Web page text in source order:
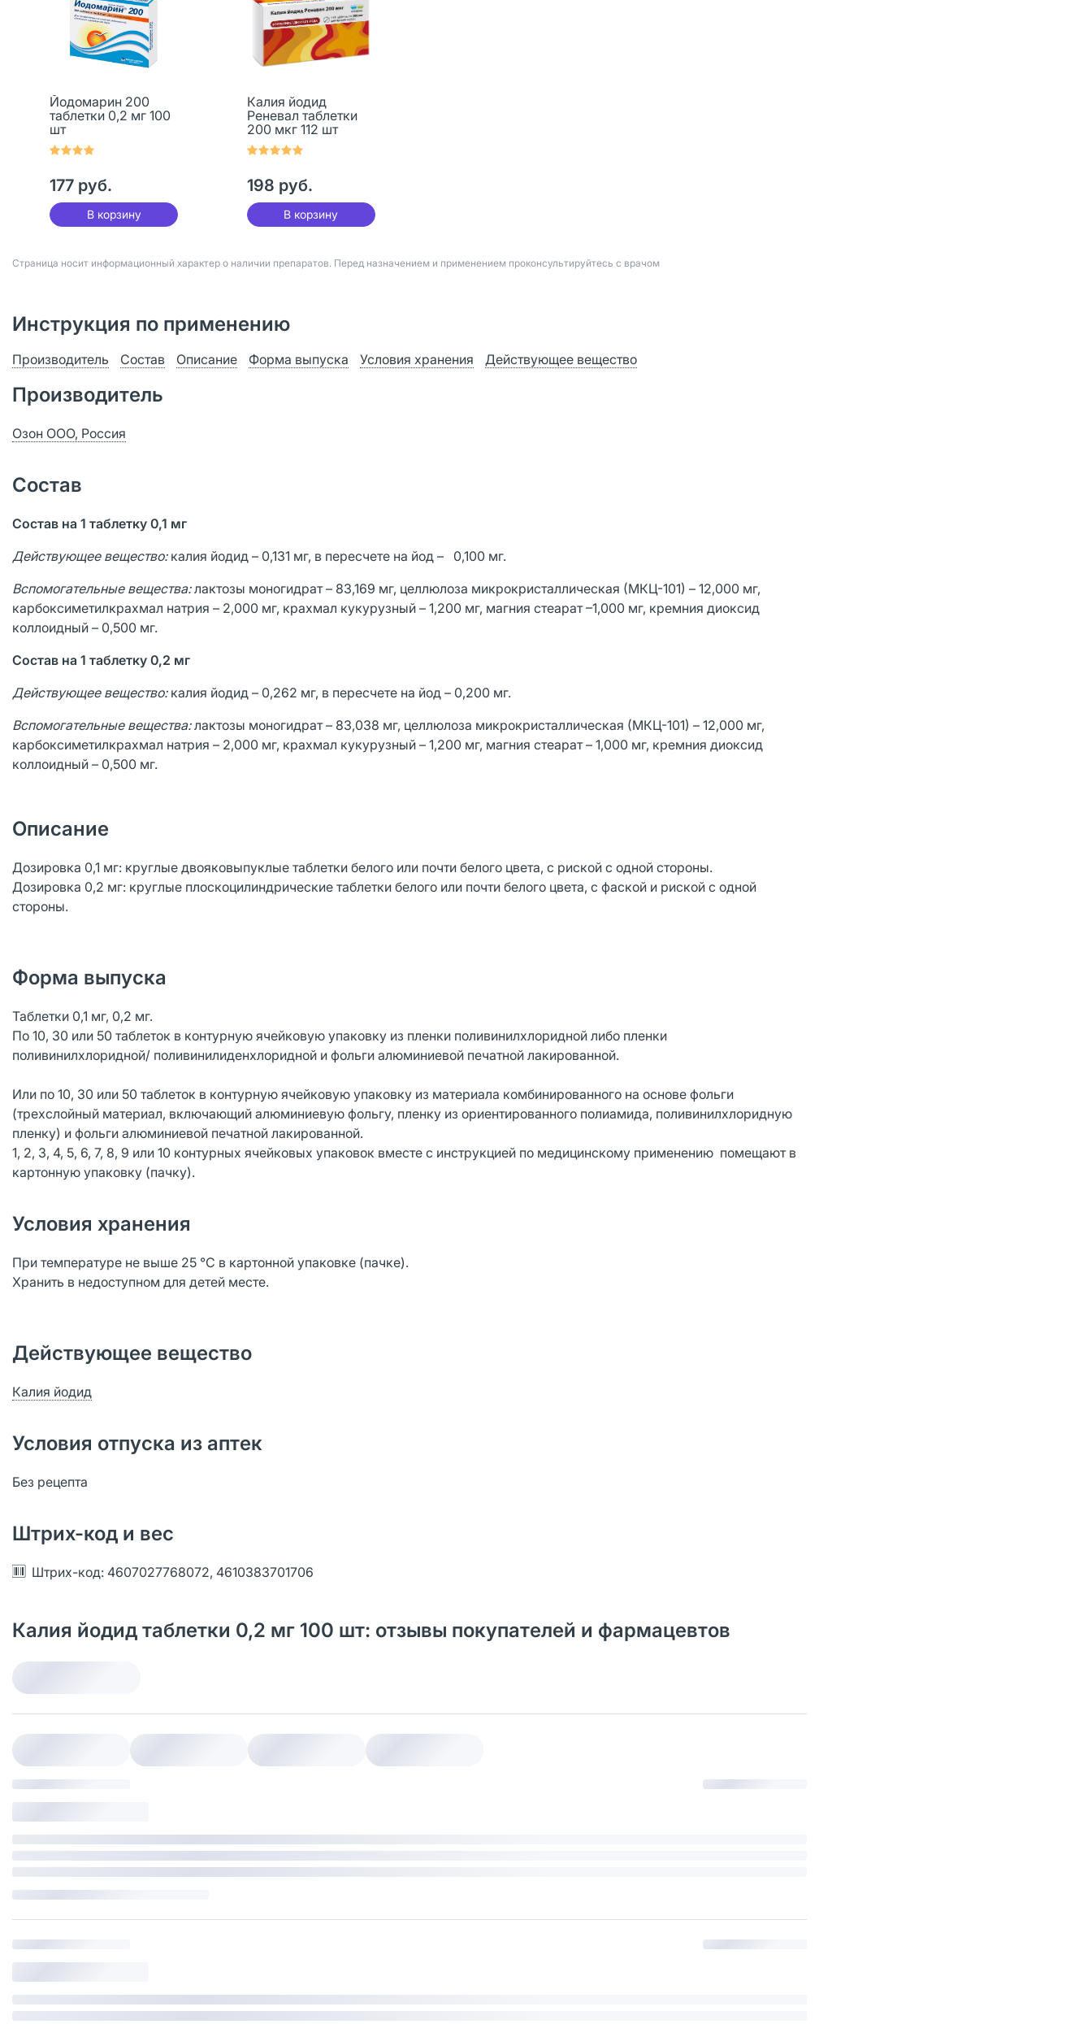
Йодомарин 200
таблетки 0,2 мг 100
шт
177 руб.
В корзину
Калия йодид
Реневал таблетки
200 мкг 112 шт
198 руб.
В корзину
Страница носит информационный характер о наличии препаратов. Перед назначением и применением проконсультируйтесь с врачом
Инструкция по применению
Производитель Состав Описание Форма выпуска Условия хранения Действующее вещество
Производитель
Озон ООО, Россия
Состав
Состав на 1 таблетку 0,1 мг
Действующее вещество:калия йодид – 0,131 мг, в пересчете на йод – 0,100 мг.
Вспомогательные вещества:лактозы моногидрат – 83,169 мг, целлюлоза микрокристаллическая (МКЦ-101) – 12,000 мг,
карбоксиметилкрахмал натрия – 2,000 мг, крахмал кукурузный – 1,200 мг, магния стеарат –1,000 мг, кремния диоксид
коллоидный – 0,500 мг.
Состав на 1 таблетку 0,2 мг
Действующее вещество:калия йодид – 0,262 мг, в пересчете на йод – 0,200 мг.
Вспомогательные вещества:лактозы моногидрат – 83,038 мг, целлюлоза микрокристаллическая (МКЦ-101) – 12,000 мг,
карбоксиметилкрахмал натрия – 2,000 мг, крахмал кукурузный – 1,200 мг, магния стеарат – 1,000 мг, кремния диоксид
коллоидный – 0,500 мг.
Описание
Дозировка 0,1 мг: круглые двояковыпуклые таблетки белого или почти белого цвета, с риской с одной стороны.
Дозировка 0,2 мг: круглые плоскоцилиндрические таблетки белого или почти белого цвета, с фаской и риской с одной
стороны.
Форма выпуска
Таблетки 0,1 мг, 0,2 мг.
По 10, 30 или 50 таблеток в контурную ячейковую упаковку из пленки поливинилхлоридной либо пленки
поливинилхлоридной/ поливинилиденхлоридной и фольги алюминиевой печатной лакированной.
Или по 10, 30 или 50 таблеток в контурную ячейковую упаковку из материала комбинированного на основе фольги
(трехслойный материал, включающий алюминиевую фольгу, пленку из ориентированного полиамида, поливинилхлоридную
пленку) и фольги алюминиевой печатной лакированной.
1, 2, 3, 4, 5, 6, 7, 8, 9 или 10 контурных ячейковых упаковок вместе с инструкцией по медицинскому применению помещают в
картонную упаковку (пачку).
Условия хранения
При температуре не выше 25 °С в картонной упаковке (пачке).
Хранить в недоступном для детей месте.
Действующее вещество
Калия йодид
Условия отпуска из аптек
Без рецепта
Штрих-код и вес
Штрих-код: 4607027768072, 4610383701706
Калия йодид таблетки 0,2 мг 100 шт: отзывы покупателей и фармацевтов